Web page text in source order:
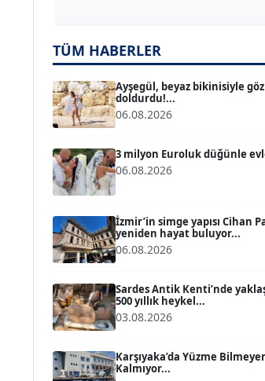
T TUĞÇE TUĞSAVUL
ATİLLA KÖPRÜLÜOĞLU
MERT ERBOY
B BÜLENT SAĞLAM
TÜM HABERLER
Ayşegül, beyaz bikinisiyle göz
doldurdu!...
06.08.2026
3 milyon Euroluk düğünle
06.08.2026
İzmir’in simge yapısı Cihan
yeniden hayat buluyor...
06.08.2026
Sardes Antik Kenti’nde
500 yıllık heykel...
03.08.2026
Karşıyaka’da Yüzme
Kalmıyor...